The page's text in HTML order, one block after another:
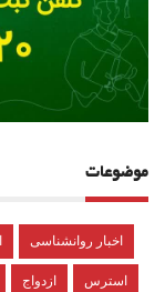
موضوعات
اخبار روانشناسی
ازدواج استرس